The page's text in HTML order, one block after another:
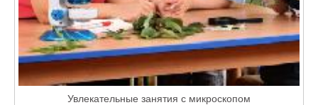
Увлекательные занятия с микроскопом